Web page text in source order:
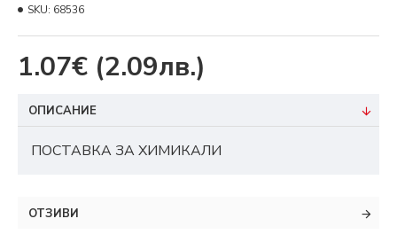
1.07€ (2.09лв.)
SKU: 68536
ОПИСАНИЕ
ПОСТАВКА ЗА ХИМИКАЛИ
ОТЗИВИ